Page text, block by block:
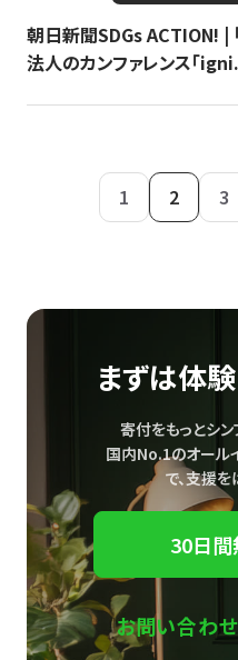
朝日新聞SDGs ACTION! |
法人のカンファレンス「
1 2 3
まずは体験
寄付をもっとシン
国内No.1のオール
で、支援を
30日間
お問い合わ